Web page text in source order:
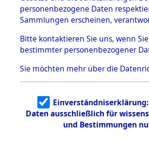
5.3
Todesmärsche
5.3.1 Alliierte
Erhebungen
zu
Todesmärsch
en
5.3.2
Identifizierun
g
5.3.3
Todesmärsch
personenbezogene Daten
Sammlungen erscheinen,
Bitte kontaktieren Sie uns, wenn
bestimmter personenbezogener
Sie möchten mehr über die
Daten ausschließlich für
und Bestimmungen